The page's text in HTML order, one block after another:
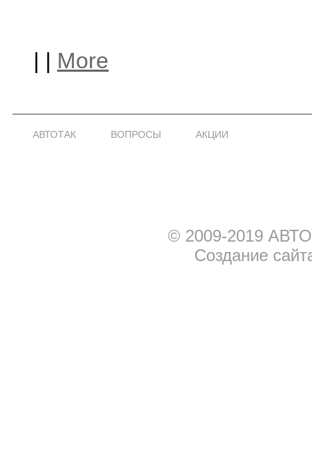
| | More
АВТОТАК ВОПРОСЫ АКЦИИ
© 2009-2019
Создание